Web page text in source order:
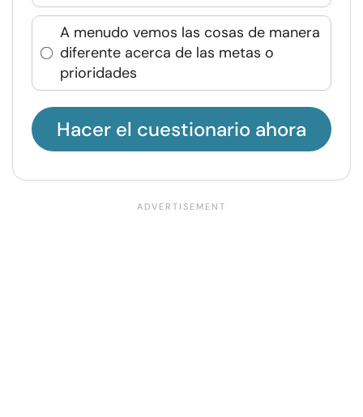
A menudo vemos las cosas de manera
diferente acerca de las metas o
prioridades
Hacer el cuestionario ahora